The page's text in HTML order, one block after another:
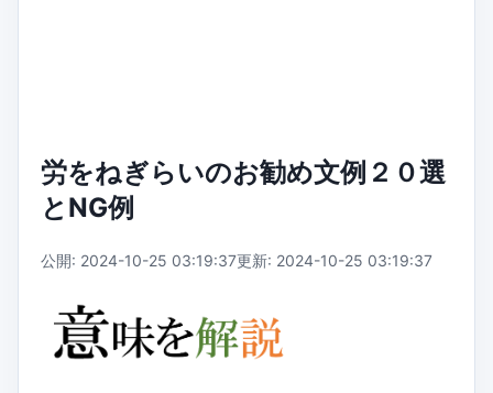
労をねぎらいのお勧め文例２０選
とNG例
公開: 2024-10-25 03:19:37更新: 2024-10-25 03:19:37